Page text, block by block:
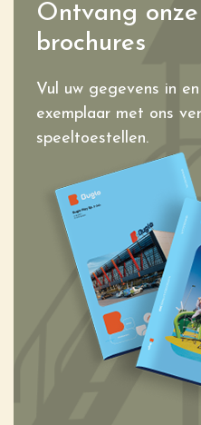
Ontvang
brochures
Vul uw gegevens in
exemplaar met ons
speeltoestellen.